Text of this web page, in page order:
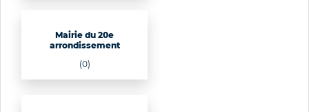
Mairie du 20e
arrondissement
(0)